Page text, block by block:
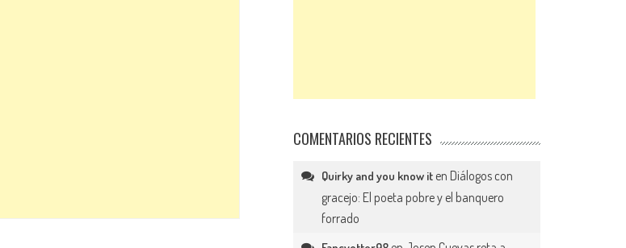
COMENTARIOS RECIENTES
Quirky and you know it en Diálogos con
gracejo: El poeta pobre y el banquero
forrado